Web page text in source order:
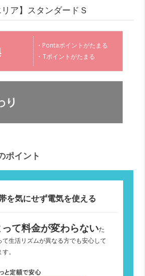
リア】スタンダードＳ
・Pontaポイントがたまる
・Tポイントがたまる
ポイント
を気にせず電気を使える
て料金が変わらないた
て生活リズムが異なる方でも安心して
。